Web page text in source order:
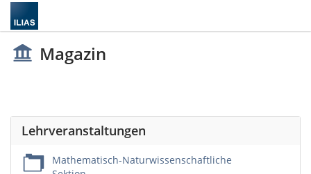
Magazin
Lehrveranstaltungen
Mathematisch-Naturwissenschaftliche